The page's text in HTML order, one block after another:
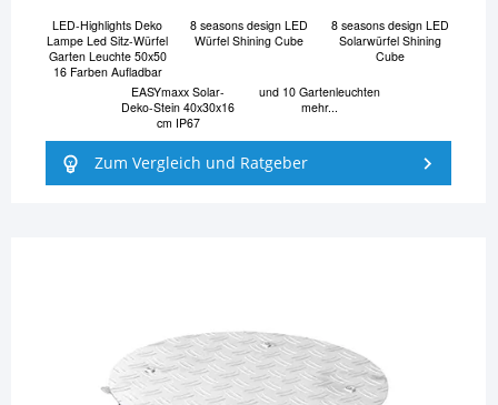
LED-Highlights Deko
Lampe Led Sitz-Würfel
Garten Leuchte 50x50
16 Farben Aufladbar
8 seasons design LED
Würfel Shining Cube
8 seasons design LED
Solarwürfel Shining
Cube
EASYmaxx Solar-
Deko-Stein 40x30x16
cm IP67
und 10 Gartenleuchten
mehr...
Zum Vergleich und Ratgeber